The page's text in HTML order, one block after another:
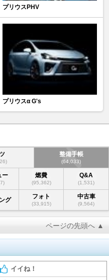
プリウスPHV
プリウスα G's
整備手帳
(64,033)
ー 燃費
(95,362)
Q&A
(1,531)
グ フォト
(33,915)
中古車
(9,564)
ページの先頭へ ▲
イイね！